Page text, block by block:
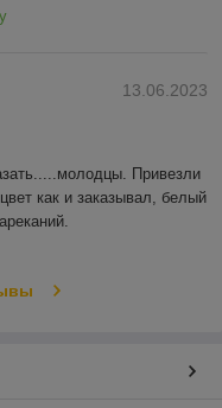
13.06.2023
Привезли
как и заказывал, белый